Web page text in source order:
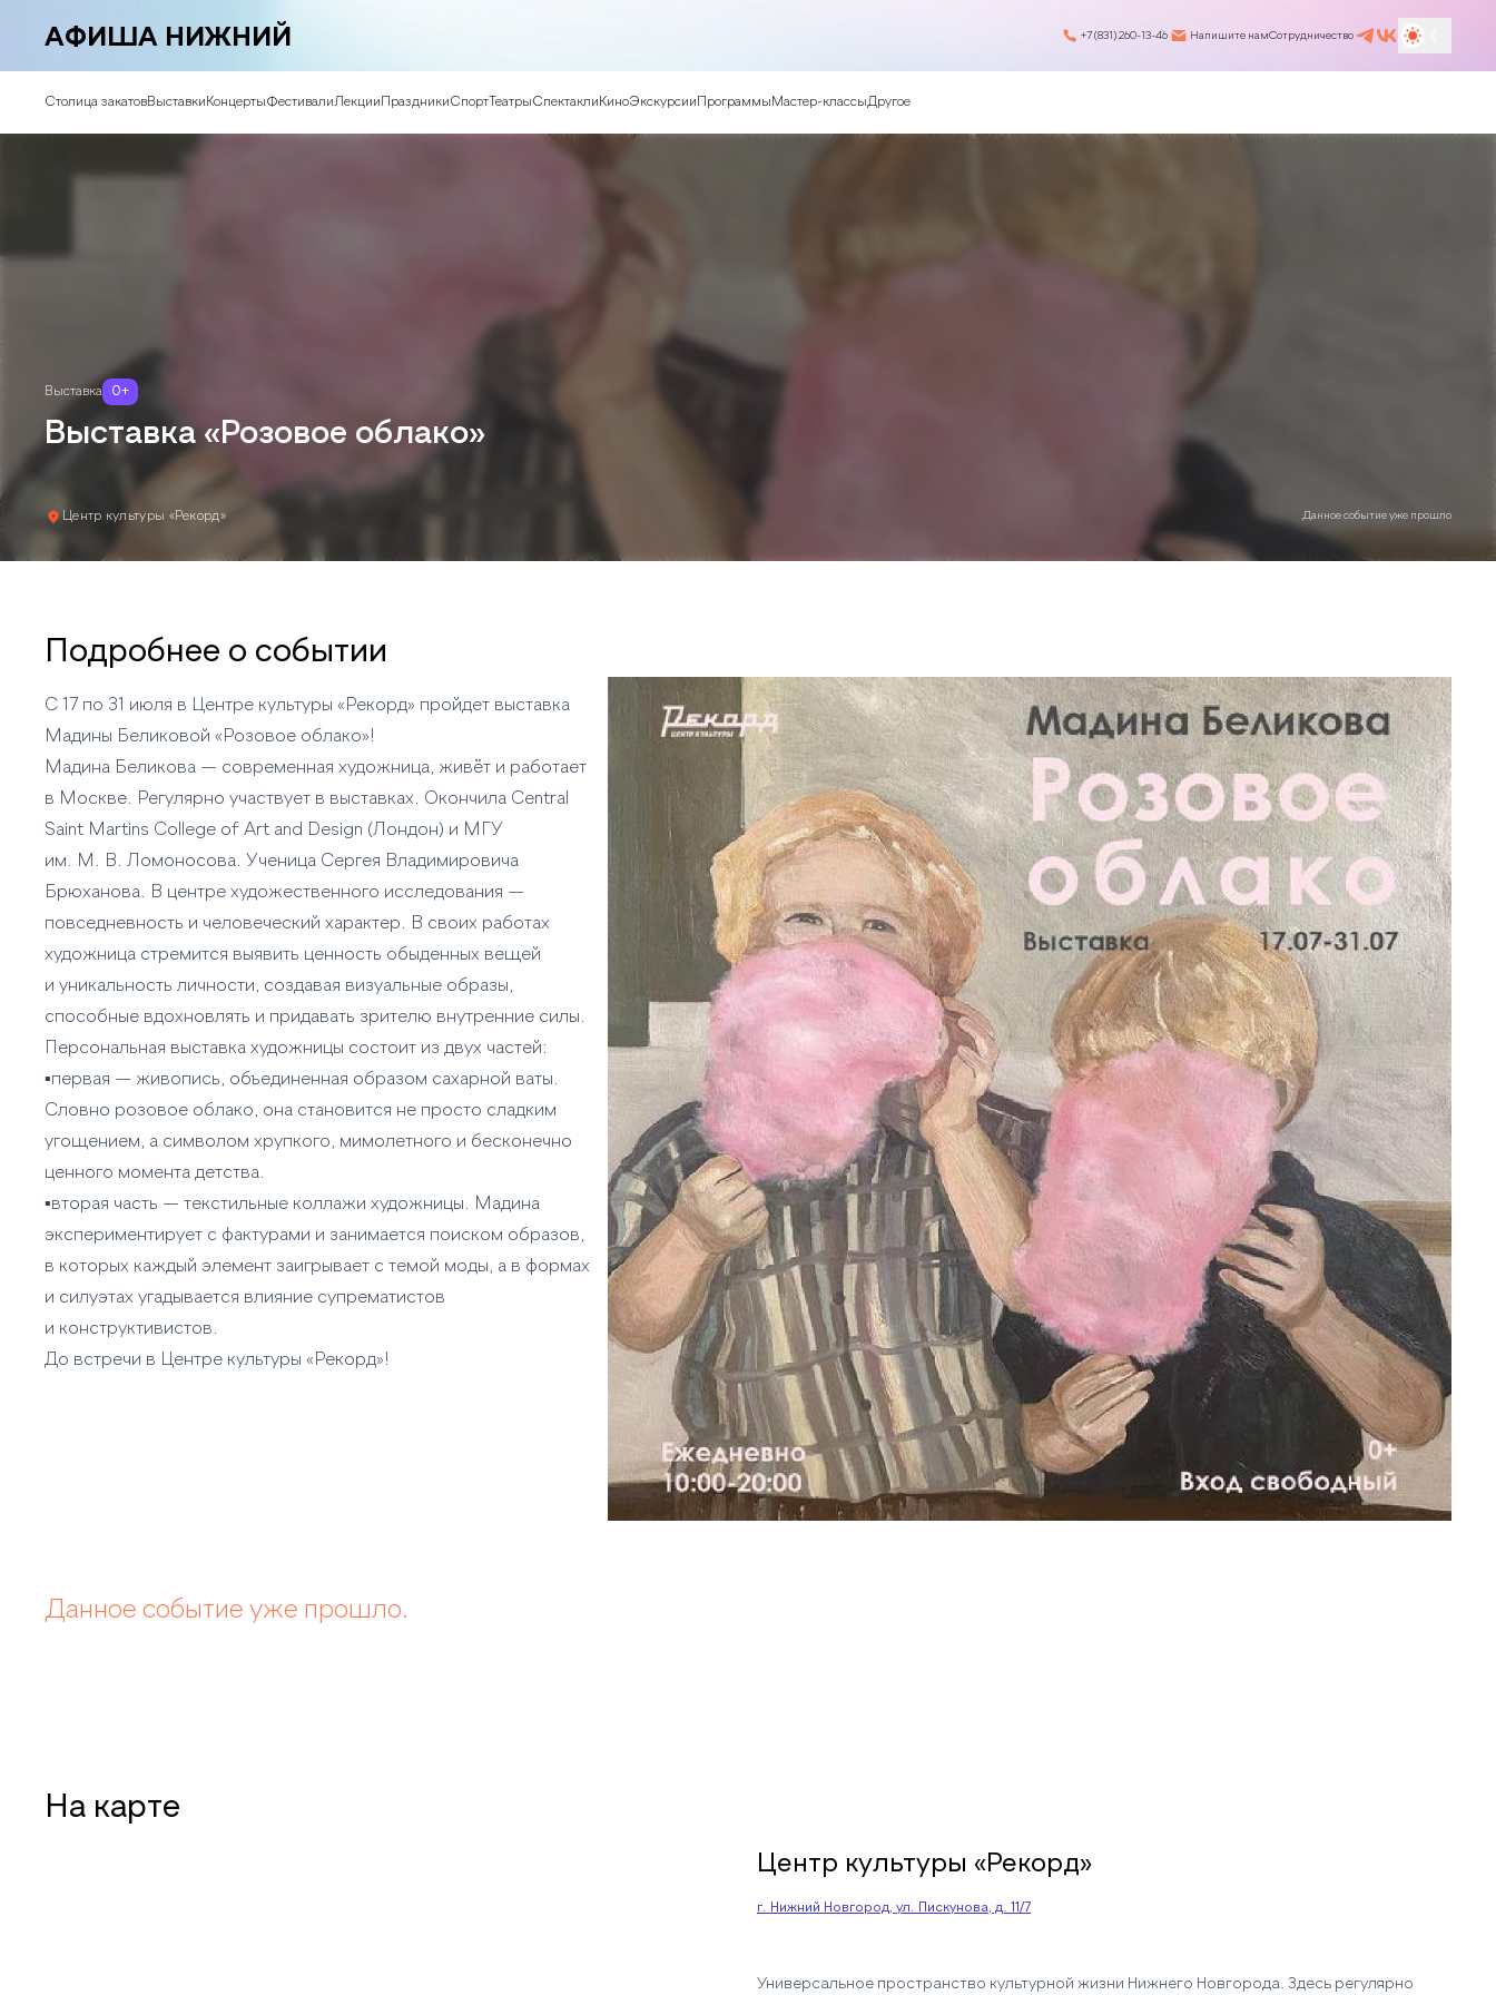
АФИША НИЖНИЙ +7 (831) 260-13-46 Напишите намСотрудничество
Столица закатовВыставкиКонцертыФестивалиЛекции ПраздникиСпорт ТеатрыСпектаклиКиноЭкскурсии Программы Мастер-классыДругое
Выставка 0+
Выставка «Розовое облако»
Центр культуры «Рекорд» Данное событие уже прошло
Подробнее о событии
С 17 по 31 июля в Центре культуры «Рекорд» пройдет выставка
Мадины Беликовой «Розовое облако»!
Мадина Беликова — современная художница, живёт и работает
в Москве. Регулярно участвует в выставках. Окончила Central
Saint Martins College of Art and Design (Лондон) и МГУ
им. М. В. Ломоносова. Ученица Сергея Владимировича
Брюханова. В центре художественного исследования —
повседневность и человеческий характер. В своих работах
художница стремится выявить ценность обыденных вещей
и уникальность личности, создавая визуальные образы,
способные вдохновлять и придавать зрителю внутренние силы.
Персональная выставка художницы состоит из двух частей:
▪️первая — живопись, объединенная образом сахарной ваты.
Словно розовое облако, она становится не просто сладким
угощением, а символом хрупкого, мимолетного и бесконечно
ценного момента детства.
▪️вторая часть — текстильные коллажи художницы. Мадина
экспериментирует с фактурами и занимается поиском образов,
в которых каждый элемент заигрывает с темой моды, а в формах
и силуэтах угадывается влияние супрематистов
и конструктивистов.
До встречи в Центре культуры «Рекорд»!
Данное событие уже прошло.
На карте
Центр культуры «Рекорд»
г. Нижний Новгород, ул. Пискунова, д. 11/7
Универсальное пространство культурной жизни Нижнего Новгорода. Здесь регулярно